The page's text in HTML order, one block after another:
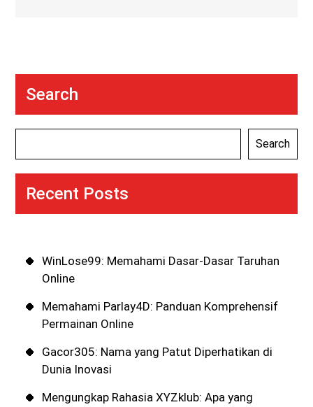
Search
Search
Recent Posts
WinLose99: Memahami Dasar-Dasar Taruhan
Online
Memahami Parlay4D: Panduan Komprehensif
Permainan Online
Gacor305: Nama yang Patut Diperhatikan di
Dunia Inovasi
Mengungkap Rahasia XYZklub: Apa yang